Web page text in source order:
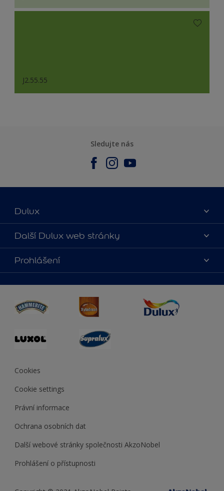
J2.55.55
Sledujte nás
Dulux
O nás
Kontaktujte nás
Najít obchod
Další Dulux web stránky
duluxmalir.cz
duluxmaliar.sk
duluxprodejnabarev.cz
duluxpredajnafarieb.sk
Prohlášení
Cookies
Cookie settings
Právní informace
Ochrana osobních dat
Další webové stránky společnosti AkzoNobel
Prohlášení o přístupnosti